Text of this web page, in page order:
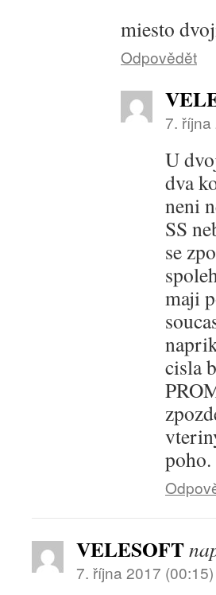
miesto
Odpovědět
7.
U
dva
neni
SS
se
maji
cisla
poho.
VELESOFT
7. října 2017 (00:15)